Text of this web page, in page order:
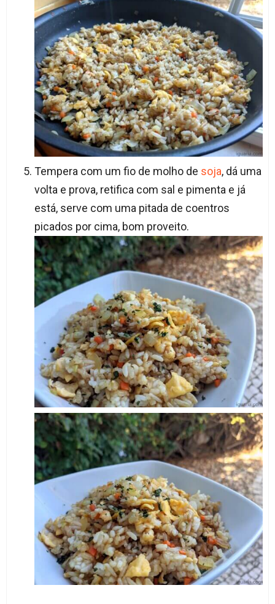
Tempera com um fio de molho de soja, dá uma
volta e prova, retifica com sal e pimenta e já
está, serve com uma pitada de coentros
picados por cima, bom proveito.